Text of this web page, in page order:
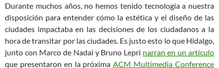
Durante muchos años, no hemos tenido tecnología a nuestra
disposición para entender cómo la estética y el diseño de las
ciudades impactaba en las decisiones de los ciudadanos a la
hora de transitar por las ciudades. Es justo esto lo que Hidalgo,
junto con Marco de Nadai y Bruno Lepri narran en un artículo
que presentaron en la próximaACM Multimedia Conference